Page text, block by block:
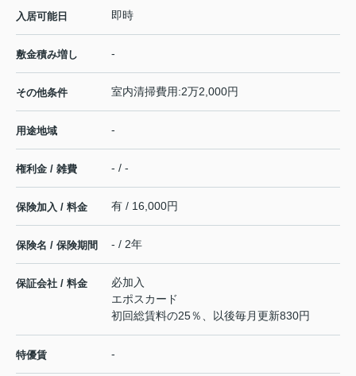
入居可能日 即時
敷金積み増し -
その他条件 室内清掃費用:2万2,000円
用途地域 -
権利金 / 雑費 - / -
保険加入 / 料金 有 / 16,000円
保険名 / 保険期間 - / 2年
保証会社 / 料金
必加入
エポスカード
初回総賃料の25％、以後毎月更新830円
特優賃 -